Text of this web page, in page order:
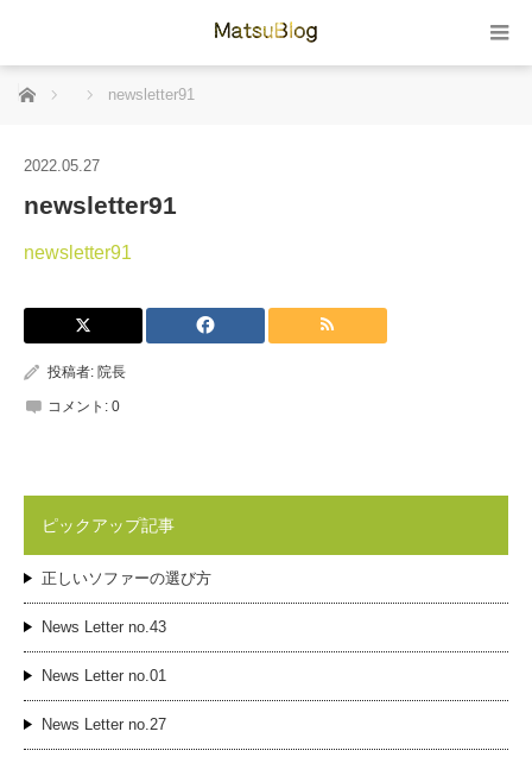
ホーム newsletter91
2022.05.27
newsletter91
newsletter91
投稿者: 院長
コメント: 0
ピックアップ記事
正しいソファーの選び方
News Letter no.43
News Letter no.01
News Letter no.27